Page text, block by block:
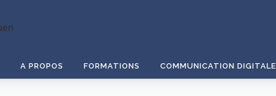
A PROPOS FORMATIONS COMMUNICATION DIGITALE